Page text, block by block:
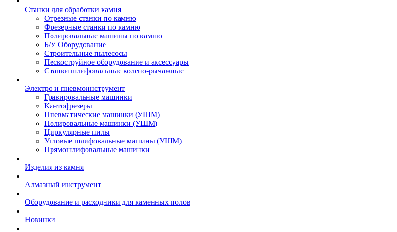
Станки для обработки камня
Отрезные станки по камню
Фрезерные станки по камню
Полировальные машины по камню
Б/У Оборудование
Строительные пылесосы
Пескоструйное оборудование и аксессуары
Станки шлифовальные колено-рычажные
Электро и пневмоинструмент
Гравировальные машинки
Кантофрезеры
Пневматические машинки (УШМ)
Полировальные машинки (УШМ)
Циркулярные пилы
Угловые шлифовальные машины (УШМ)
Прямошлифовальные машинки
Изделия из камня
Алмазный инструмент
Оборудование и расходники для каменных полов
Новинки